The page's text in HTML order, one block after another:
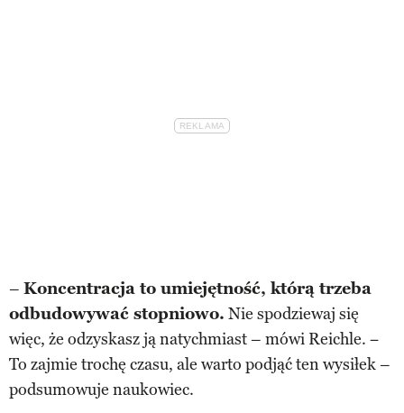
– Koncentracja to umiejętność, którą trzeba
odbudowywać stopniowo. Nie spodziewaj się
więc, że odzyskasz ją natychmiast – mówi Reichle. −
To zajmie trochę czasu, ale warto podjąć ten wysiłek –
podsumowuje naukowiec.